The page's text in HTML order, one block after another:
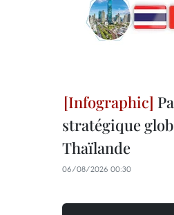
stratégique
Thaïlande
06/08/2026 00:30